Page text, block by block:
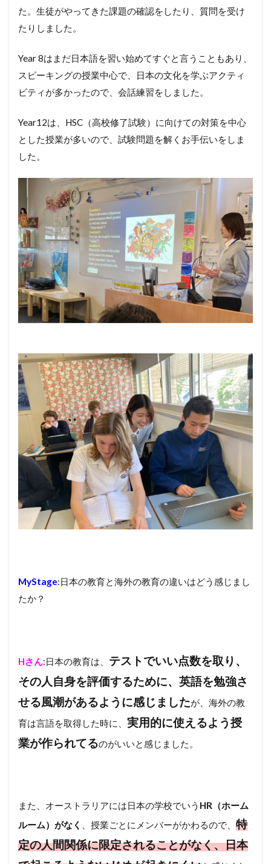
た。生徒がやってきた課題の確認をしたり、質問を受け
たりしました。
Year 8はまだ日本語を習い始めてすぐと言うこともあり、
スピーキングの授業中心で、日本の文化を学ぶアクティ
ビティが多かったので、会話練習をしました。
Year12は、HSC（高校修了試験）に向けての対策を中心
とした授業が多いので、試験問題を解くお手伝いをしま
した。
MyStage:日本の教育と海外の教育の違いはどう感じまし
たか？
Hさん:日本の教育は、 テストでいい点数を取り、
その人自身を評価するために、英語を勉強さ
せる風潮があるように感じましたが、海外の教
育は言語を取得した時に、 実用的に使えるよう授
業が作られてるのがいいと感じました。
また、オーストラリアには日本の学校でいう HR（ホーム
ルーム）がなく
、授業ごとにメンバーがかわるので、 特
定の人間関係に限定されることがなく、日本